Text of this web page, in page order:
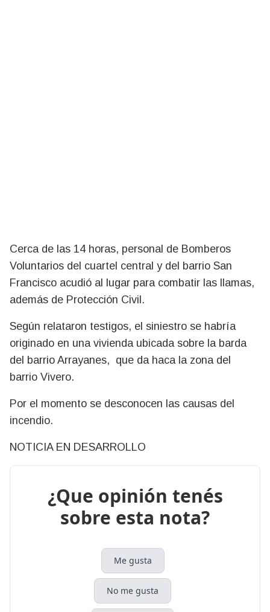
Cerca de las 14 horas, personal de Bomberos
Voluntarios del cuartel central y del barrio San
Francisco acudió al lugar para combatir las llamas,
además de Protección Civil.
Según relataron testigos, el siniestro se habría
originado en una vivienda ubicada sobre la barda
del barrio Arrayanes, que da haca la zona del
barrio Vivero.
Por el momento se desconocen las causas del
incendio.
NOTICIA EN DESARROLLO
¿Que opinión tenés
sobre esta nota?
Me gusta
No me gusta